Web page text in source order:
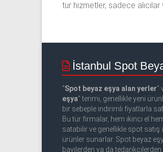
tür hizmetler, sadece
İstanbul Spot
“Spot beyaz eşya alan yerler”
eşya” terimi, genellikle yeni
bir sebeple indirimli fiyatlarla
Bu tür firmalar, hem ikinci el
satabilir ve genellikle spot satış
ürünler sunarlar. Spot beyaz
bayilerden ya da